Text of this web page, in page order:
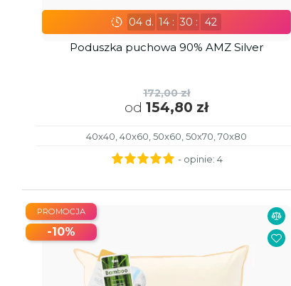
04d. 14 : 30 : 41
Poduszka puchowa 90% AMZ Silver
172,00 zł
od 154,80 zł
40x40, 40x60, 50x60, 50x70, 70x80
- opinie: 4
PROMOCJA
-10%